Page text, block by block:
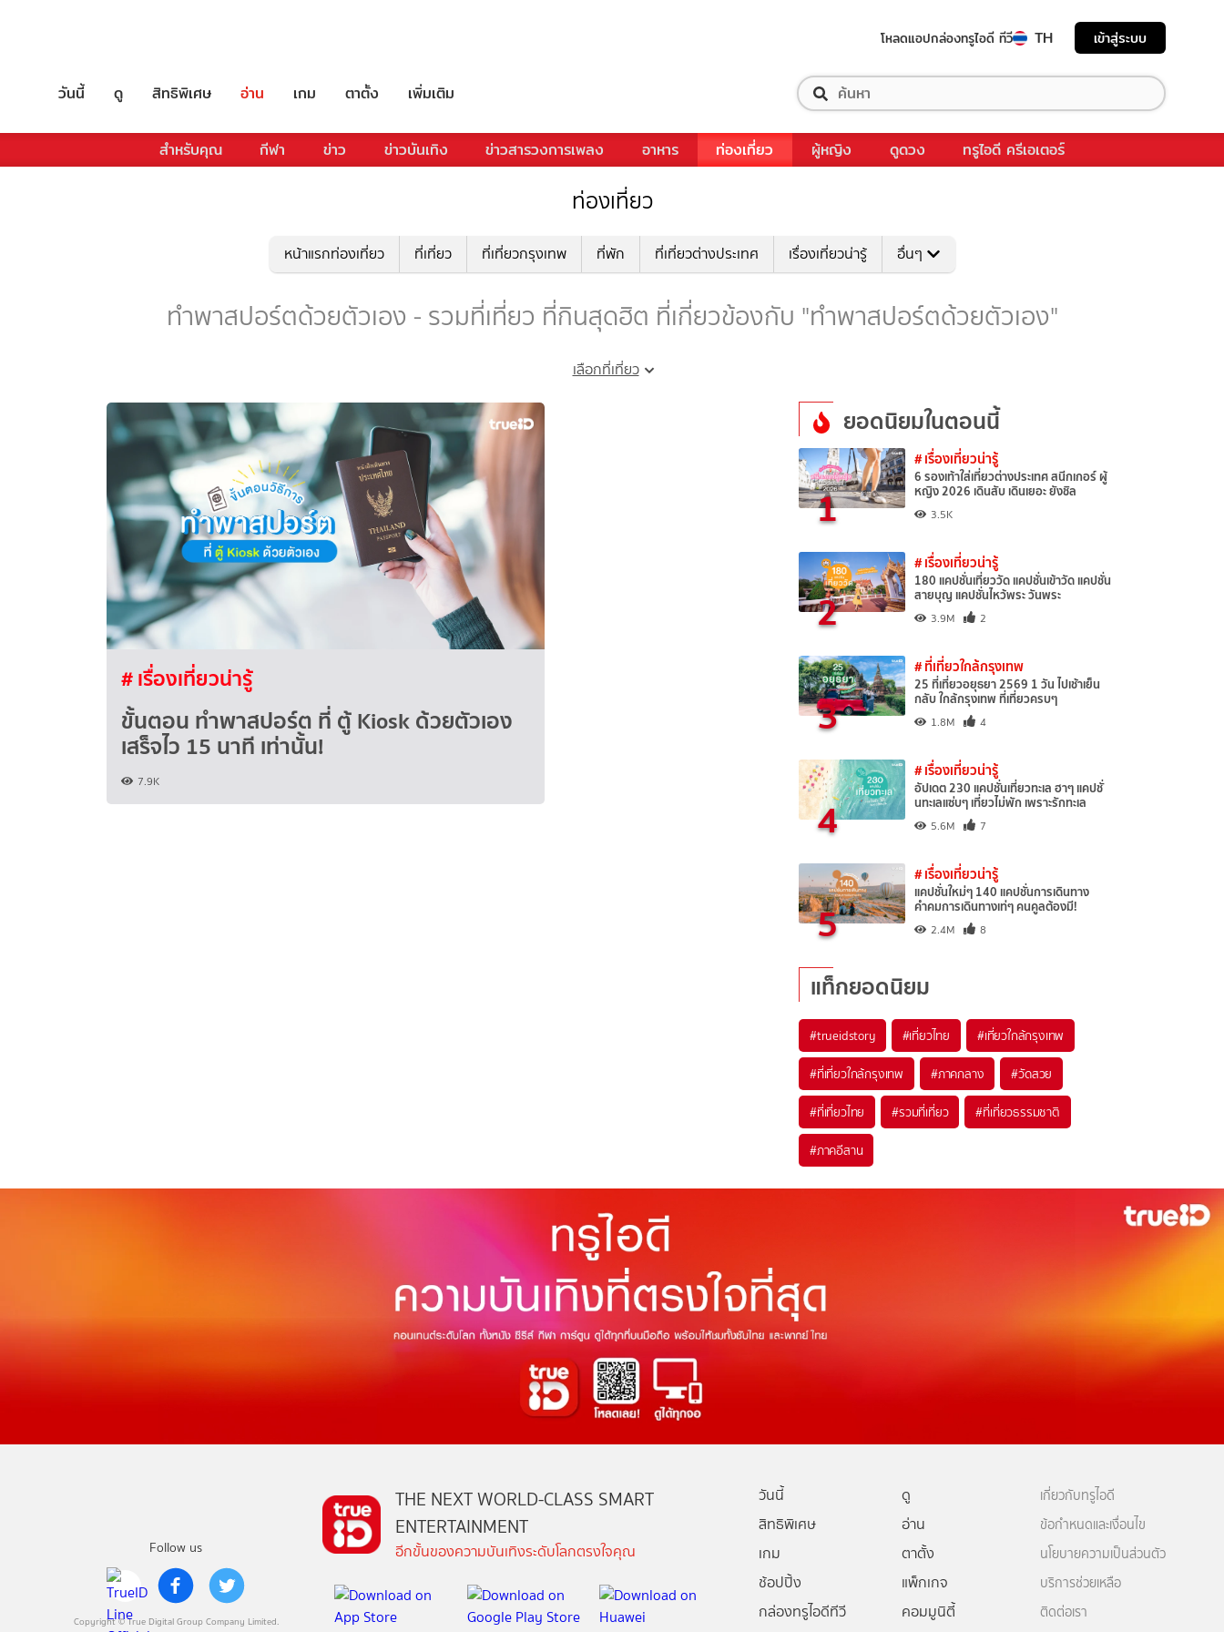
โหลดแอปกล่องทรูไอดี ทีวี TH เข้าสู่ระบบ
วันนี้ ดู สิทธิพิเศษ อ่าน เกม ตาตั้ง เพิ่มเติม
สำหรับคุณ กีฬา ข่าว ข่าวบันเทิง ข่าวสารวงการเพลง อาหาร ท่องเที่ยว ผู้หญิง ดูดวง ทรูไอดี ครีเอเตอร์
ท่องเที่ยว
หน้าแรกท่องเที่ยว ที่เที่ยว ที่เที่ยวกรุงเทพ ที่พัก ที่เที่ยวต่างประเทศ เรื่องเที่ยวน่ารู้ อื่นๆ
ทำพาสปอร์ตด้วยตัวเอง - รวมที่เที่ยว ที่กินสุดฮิต ที่เกี่ยวข้องกับ "ทำพาสปอร์ตด้วยตัวเอง"
เลือกที่เที่ยว
# เรื่องเที่ยวน่ารู้
ขั้นตอน ทำพาสปอร์ต ที่ ตู้ Kiosk ด้วยตัวเอง
เสร็จไว 15 นาที เท่านั้น!
7.9K
ยอดนิยมในตอนนี้
1
# เรื่องเที่ยวน่ารู้
6 รองเท้าใส่เที่ยวต่างประเทศ สนีกเกอร์ ผู้
หญิง 2026 เดินสับ เดินเยอะ ยังชิล
3.5K
2
# เรื่องเที่ยวน่ารู้
180 แคปชั่นเที่ยววัด แคปชั่นเข้าวัด แคปชั่น
สายบุญ แคปชั่นไหว้พระ วันพระ
3.9M 2
3
# ที่เที่ยวใกล้กรุงเทพ
25 ที่เที่ยวอยุธยา 2569 1 วัน ไปเช้าเย็น
กลับ ใกล้กรุงเทพ ที่เที่ยวครบๆ
1.8M 4
4
# เรื่องเที่ยวน่ารู้
อัปเดต 230 แคปชั่นเที่ยวทะเล ฮาๆ แคปชั่
นทะเลแซ่บๆ เที่ยวไม่พัก เพราะรักทะเล
5.6M 7
5
# เรื่องเที่ยวน่ารู้
แคปชั่นใหม่ๆ 140 แคปชั่นการเดินทาง
คำคมการเดินทางเท่ๆ คนคูลต้องมี!
2.4M 8
แท็กยอดนิยม
#trueidstory #เที่ยวไทย #เที่ยวใกล้กรุงเทพ
#ที่เที่ยวใกล้กรุงเทพ #ภาคกลาง #วัดสวย
#ที่เที่ยวไทย #รวมที่เที่ยว #ที่เที่ยวธรรมชาติ
#ภาคอีสาน
Follow us
Copyright © True Digital Group Company Limited.
THE NEXT WORLD-CLASS SMART
ENTERTAINMENT
อีกขั้นของความบันเทิงระดับโลกตรงใจคุณ
วันนี้
ดู
สิทธิพิเศษ
อ่าน
เกม
ตาตั้ง
ช้อปปิ้ง
แพ็กเกจ
กล่องทรูไอดีทีวี
คอมมูนิตี้
เกี่ยวกับทรูไอดี
ข้อกำหนดและเงื่อนไข
นโยบายความเป็นส่วนตัว
บริการช่วยเหลือ
ติดต่อเรา